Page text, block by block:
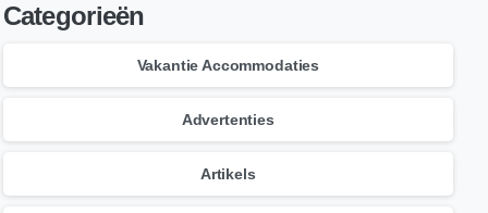
Categorieën
Vakantie Accommodaties
Advertenties
Artikels